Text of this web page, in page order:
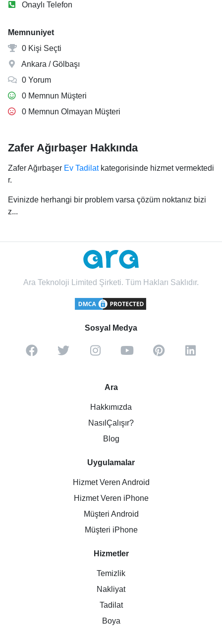
Onaylı Telefon
Memnuniyet
0 Kişi Seçti
Ankara / Gölbaşı
0 Yorum
0 Memnun Müşteri
0 Memnun Olmayan Müşteri
Zafer Ağırbaşer Hakkında
Zafer Ağırbaşer Ev Tadilatkategorisinde hizmet vermektedi
r.
Evinizde herhangi bir problem varsa çözüm noktanız bizi
z...
Ara Teknoloji Limited Şirketi. Tüm Hakları Saklıdır.
Sosyal Medya
Ara
Hakkımızda
NasılÇalışır?
Blog
Uygulamalar
Hizmet Veren Android
Hizmet Veren iPhone
Müşteri Android
Müşteri iPhone
Hizmetler
Temizlik
Nakliyat
Tadilat
Boya